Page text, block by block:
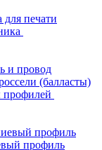
для печати
и провод
(балласты)
профиль